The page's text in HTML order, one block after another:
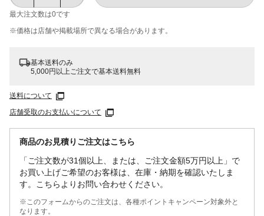
最大注文数は0です
※価格は​店舗や​掲載場所で​異なる​場合が​あります。
基本送料のみ
5,000円以上ご注文で基本送料無料
送料について
店舗受取のお支払いについて
商品のお見積りご注文はこちら
「ご注文数が31個以上、または、ご注文金額5万円以上」で
お買い上げご希望のお客様は、在庫・納期を確認いたしま
す。こちらよりお問い合わせください。
※このフォームからのご注文は、各種ポイントキャンペーン対象外と
なります。